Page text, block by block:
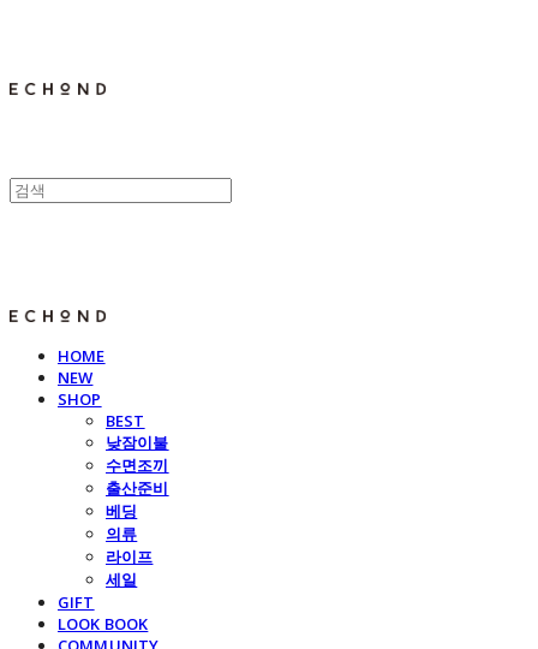
HOME
NEW
SHOP
BEST
낮잠이불
수면조끼
출산준비
베딩
의류
라이프
세일
GIFT
LOOK BOOK